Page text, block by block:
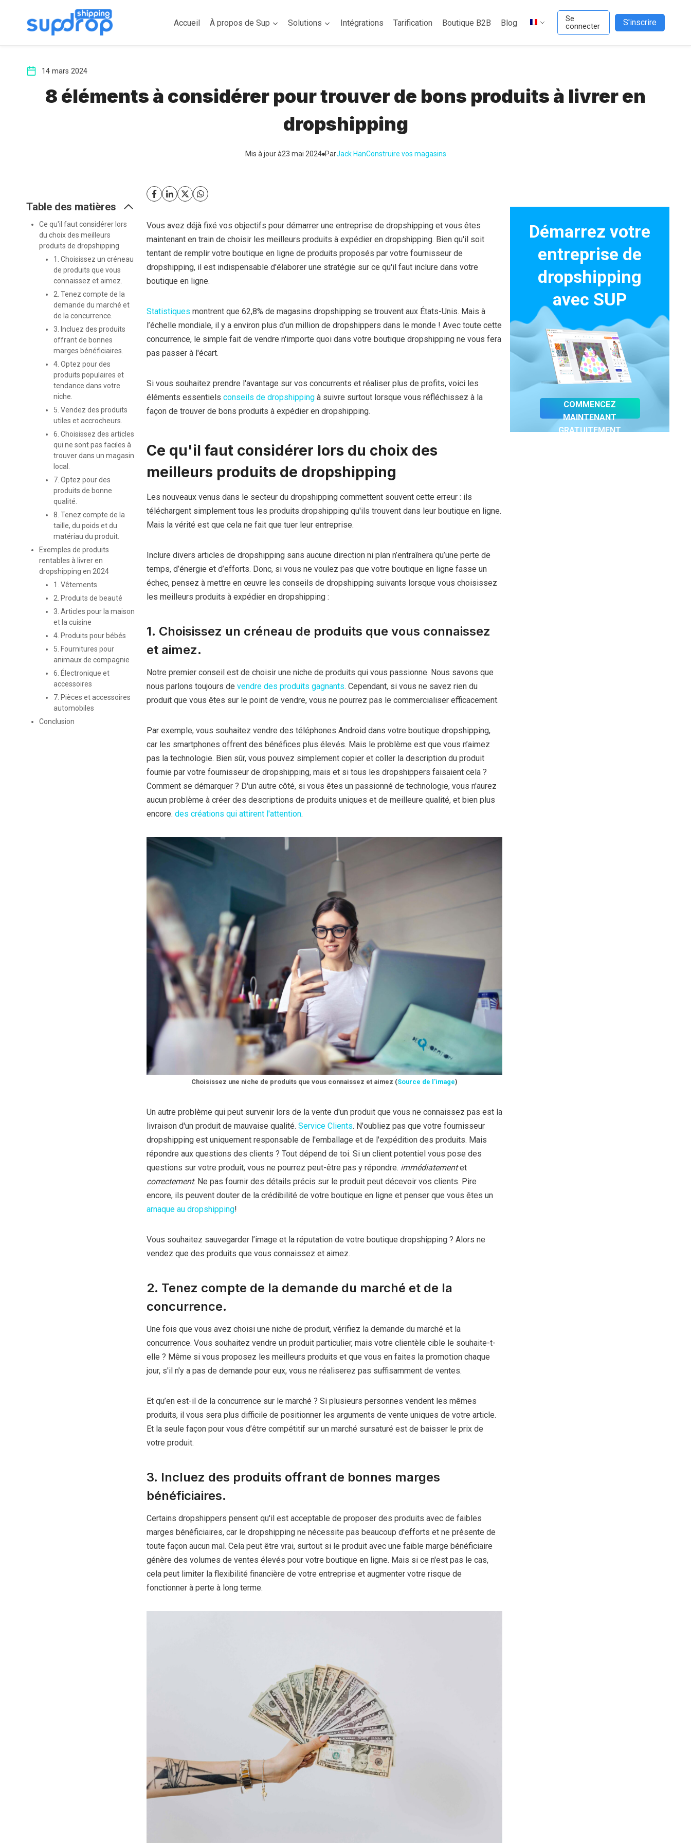
Accueil À propos de Sup Solutions Intégrations Tarification Boutique B2B Blog
Se
connecter
S'inscrire
14 mars 2024
8 éléments à considérer pour trouver de bons produits à livrer en
dropshipping
Mis à jour à23 mai 2024 ParJack HanConstruire vos magasins
Table des matières
Ce qu'il faut considérer lors
du choix des meilleurs
produits de dropshipping
1. Choisissez un créneau
de produits que vous
connaissez et aimez.
2. Tenez compte de la
demande du marché et
de la concurrence.
3. Incluez des produits
offrant de bonnes
marges bénéficiaires.
4. Optez pour des
produits populaires et
tendance dans votre
niche.
5. Vendez des produits
utiles et accrocheurs.
6. Choisissez des articles
qui ne sont pas faciles à
trouver dans un magasin
local.
7. Optez pour des
produits de bonne
qualité.
8. Tenez compte de la
taille, du poids et du
matériau du produit.
Exemples de produits
rentables à livrer en
dropshipping en 2024
1. Vêtements
2. Produits de beauté
3. Articles pour la maison
et la cuisine
4. Produits pour bébés
5. Fournitures pour
animaux de compagnie
6. Électronique et
accessoires
7. Pièces et accessoires
automobiles
Conclusion
Vous avez déjà fixé vos objectifs pour démarrer une entreprise de dropshipping et vous êtes
maintenant en train de choisir les meilleurs produits à expédier en dropshipping. Bien qu'il soit
tentant de remplir votre boutique en ligne de produits proposés par votre fournisseur de
dropshipping, il est indispensable d'élaborer une stratégie sur ce qu'il faut inclure dans votre
boutique en ligne.
Statistiques montrent que 62,8% de magasins dropshipping se trouvent aux États-Unis. Mais à
l’échelle mondiale, il y a environ plus d’un million de dropshippers dans le monde ! Avec toute cette
concurrence, le simple fait de vendre n'importe quoi dans votre boutique dropshipping ne vous fera
pas passer à l'écart.
Si vous souhaitez prendre l'avantage sur vos concurrents et réaliser plus de profits, voici les
éléments essentiels conseils de dropshippingà suivre surtout lorsque vous réfléchissez à la
façon de trouver de bons produits à expédier en dropshipping.
Ce qu'il faut considérer lors du choix des
meilleurs produits de dropshipping
Les nouveaux venus dans le secteur du dropshipping commettent souvent cette erreur : ils
téléchargent simplement tous les produits dropshipping qu'ils trouvent dans leur boutique en ligne.
Mais la vérité est que cela ne fait que tuer leur entreprise.
Inclure divers articles de dropshipping sans aucune direction ni plan n’entraînera qu’une perte de
temps, d’énergie et d’efforts. Donc, si vous ne voulez pas que votre boutique en ligne fasse un
échec, pensez à mettre en œuvre les conseils de dropshipping suivants lorsque vous choisissez
les meilleurs produits à expédier en dropshipping :
1. Choisissez un créneau de produits que vous connaissez
et aimez.
Notre premier conseil est de choisir une niche de produits qui vous passionne. Nous savons que
nous parlons toujours de vendre des produits gagnants. Cependant, si vous ne savez rien du
produit que vous êtes sur le point de vendre, vous ne pourrez pas le commercialiser efficacement.
Par exemple, vous souhaitez vendre des téléphones Android dans votre boutique dropshipping,
car les smartphones offrent des bénéfices plus élevés. Mais le problème est que vous n’aimez
pas la technologie. Bien sûr, vous pouvez simplement copier et coller la description du produit
fournie par votre fournisseur de dropshipping, mais et si tous les dropshippers faisaient cela ?
Comment se démarquer ? D'un autre côté, si vous êtes un passionné de technologie, vous n'aurez
aucun problème à créer des descriptions de produits uniques et de meilleure qualité, et bien plus
encore. des créations qui attirent l'attention.
Choisissez une niche de produits que vous connaissez et aimez (Source de l'image)
Un autre problème qui peut survenir lors de la vente d'un produit que vous ne connaissez pas est la
livraison d'un produit de mauvaise qualité. Service Clients. N'oubliez pas que votre fournisseur
dropshipping est uniquement responsable de l'emballage et de l'expédition des produits. Mais
répondre aux questions des clients ? Tout dépend de toi. Si un client potentiel vous pose des
questions sur votre produit, vous ne pourrez peut-être pas y répondre. immédiatementet
correctement. Ne pas fournir des détails précis sur le produit peut décevoir vos clients. Pire
encore, ils peuvent douter de la crédibilité de votre boutique en ligne et penser que vous êtes un
arnaque au dropshipping!
Vous souhaitez sauvegarder l’image et la réputation de votre boutique dropshipping ? Alors ne
vendez que des produits que vous connaissez et aimez.
2. Tenez compte de la demande du marché et de la
concurrence.
Une fois que vous avez choisi une niche de produit, vérifiez la demande du marché et la
concurrence. Vous souhaitez vendre un produit particulier, mais votre clientèle cible le souhaite-t-
elle ? Même si vous proposez les meilleurs produits et que vous en faites la promotion chaque
jour, s'il n'y a pas de demande pour eux, vous ne réaliserez pas suffisamment de ventes.
Et qu’en est-il de la concurrence sur le marché ? Si plusieurs personnes vendent les mêmes
produits, il vous sera plus difficile de positionner les arguments de vente uniques de votre article.
Et la seule façon pour vous d’être compétitif sur un marché sursaturé est de baisser le prix de
votre produit.
3. Incluez des produits offrant de bonnes marges
bénéficiaires.
Certains dropshippers pensent qu'il est acceptable de proposer des produits avec de faibles
marges bénéficiaires, car le dropshipping ne nécessite pas beaucoup d'efforts et ne présente de
toute façon aucun mal. Cela peut être vrai, surtout si le produit avec une faible marge bénéficiaire
génère des volumes de ventes élevés pour votre boutique en ligne. Mais si ce n'est pas le cas,
cela peut limiter la flexibilité financière de votre entreprise et augmenter votre risque de
fonctionner à perte à long terme.
Démarrez votre
entreprise de
dropshipping
avec SUP
COMMENCEZ
MAINTENANT
GRATUITEMENT